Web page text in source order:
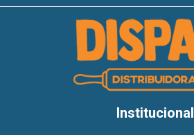
Institucional